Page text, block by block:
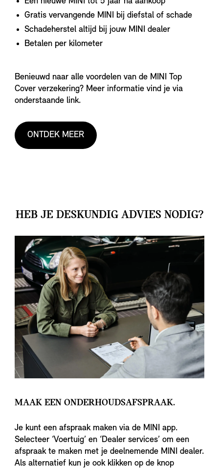
Gratis vervangende MINI bij diefstal of schade
Schadeherstel altijd bij jouw MINI dealer
Betalen per kilometer
Benieuwd naar alle voordelen van de MINI Top
Cover verzekering? Meer informatie vind je via
onderstaande link.
ONTDEK MEER
HEB JE DESKUNDIG ADVIES NODIG?
MAAK EEN ONDERHOUDSAFSPRAAK.
Je kunt een afspraak maken via de MINI app.
Selecteer ‘Voertuig’ en ‘Dealer services’ om een
afspraak te maken met je deelnemende MINI dealer.
Als alternatief kun je ook klikken op de knop